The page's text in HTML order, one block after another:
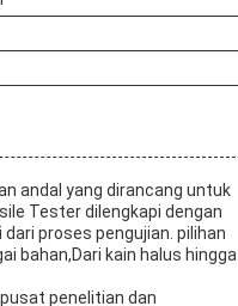
andal yang dirancang untuk
Tester dilengkapi dengan
proses pengujian. pilihan
bahan,Dari kain halus hingga
penelitian dan